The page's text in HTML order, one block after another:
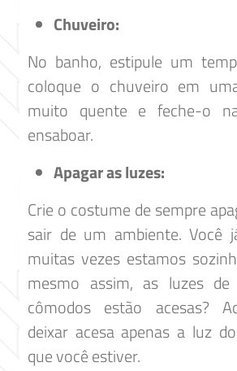
Chuveiro:
No banho, estipule um
coloque o chuveiro em
muito quente e feche-o
ensaboar.
Apagar as luzes:
Crie o costume de sempre
sair de um ambiente. Você
muitas vezes estamos
mesmo assim, as luzes
cômodos estão acesas?
deixar acesa apenas a luz
que você estiver.